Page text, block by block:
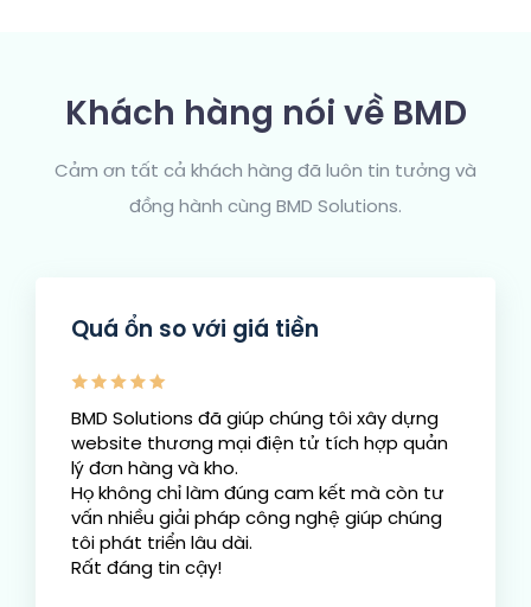
Khách hàng nói về BMD
Cảm ơn tất cả khách hàng đã luôn tin tưởng và
đồng hành cùng BMD Solutions.
Quá ổn so với giá tiền
BMD Solutions đã giúp chúng tôi xây dựng
website thương mại điện tử tích hợp quản
lý đơn hàng và kho.
Họ không chỉ làm đúng cam kết mà còn tư
vấn nhiều giải pháp công nghệ giúp chúng
tôi phát triển lâu dài.
Rất đáng tin cậy!